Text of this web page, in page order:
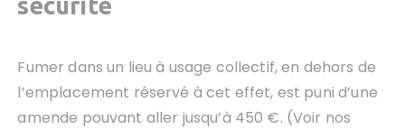
Fumer dans un lieu à usage collectif, en dehors de
l’emplacement réservé à cet effet, est puni d’une
amende pouvant aller jusqu’à 450 €. (Voir nos